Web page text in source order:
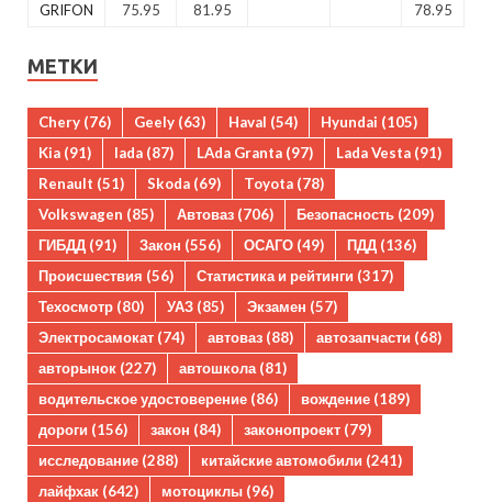
GRIFON
75.95 81.95 78.95
МЕТКИ
Chery (76) Geely (63) Haval (54) Hyundai (105)
Kia (91) lada (87) LAda Granta (97) Lada Vesta (91)
Renault (51) Skoda (69) Toyota (78)
Volkswagen (85) Автоваз (706) Безопасность (209)
ГИБДД (91) Закон (556) ОСАГО (49) ПДД (136)
Происшествия (56) Статистика и рейтинги (317)
Техосмотр (80) УАЗ (85) Экзамен (57)
Электросамокат (74) автоваз (88) автозапчасти (68)
авторынок (227) автошкола(81)
водительское удостоверение (86) вождение (189)
дороги (156) закон (84) законопроект (79)
исследование (288) китайские автомобили (241)
лайфхак (642) мотоциклы (96)